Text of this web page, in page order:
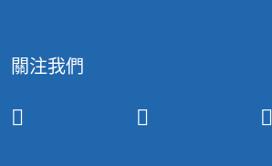
關注我們